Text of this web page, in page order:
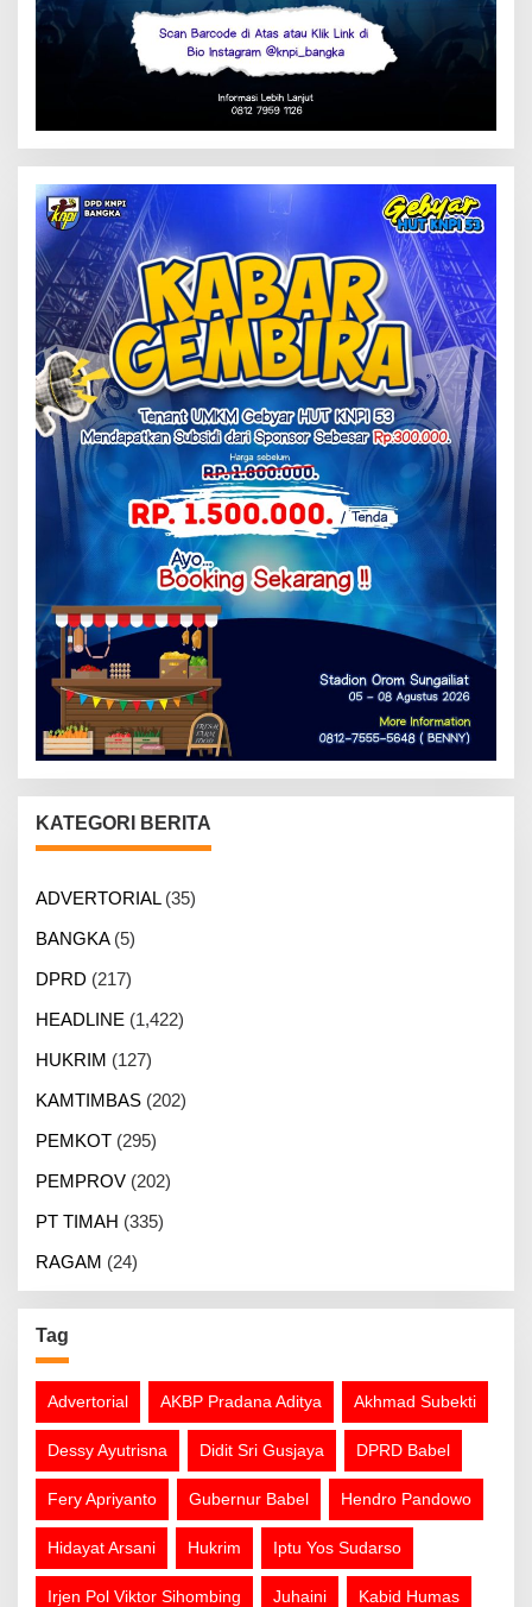
KATEGORI BERITA
ADVERTORIAL(35)
BANGKA(5)
DPRD (217)
HEADLINE (1,422)
HUKRIM (127)
KAMTIMBAS (202)
PEMKOT (295)
PEMPROV (202)
PT TIMAH (335)
RAGAM (24)
Tag
Advertorial AKBP Pradana Aditya Akhmad Subekti
Dessy Ayutrisna Didit Sri Gusjaya DPRD Babel
Fery Apriyanto Gubernur Babel Hendro Pandowo
Hidayat Arsani Hukrim Iptu Yos Sudarso
Irjen Pol Viktor Sihombing Juhaini Kabid Humas